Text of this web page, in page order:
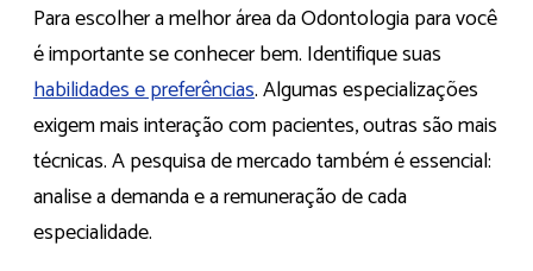
Para escolher a melhor área da Odontologia para você
é importante se conhecer bem. Identifique suas
habilidades e preferências. Algumas especializações
exigem mais interação com pacientes, outras são mais
técnicas. A pesquisa de mercado também é essencial:
analise a demanda e a remuneração de cada
especialidade.